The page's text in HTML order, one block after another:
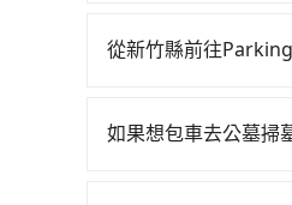
用。
像在開樂透一樣。另
行李時，就顯得非常
台北或新北的80倍
地點上車較客製化。
無法申訴退費。
從新竹縣前往
全帶，則需使用嬰兒
如果想包車去公墓掃